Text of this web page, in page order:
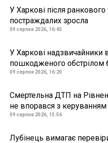
У Харкові після
постраждалих зросла
09 серпня 2026, 16:45
У Харкові надзвичайники
пошкодженого обстрілом
09 серпня 2026, 16:20
Смертельна ДТП на
не впорався з керуванням
09 серпня 2026, 15:56
Лубінець вимагає